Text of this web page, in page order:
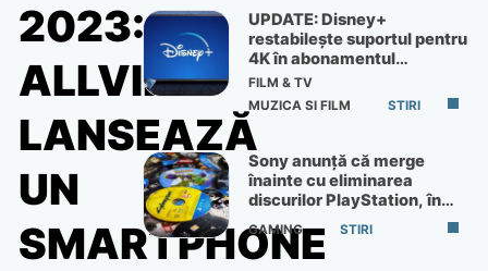
2023:
ALLVIEW
LANSEAZĂ
UN
SMARTPHONE
UPDATE: Disney+
restabilește suportul pentru
4K în abonamentul
Premium
FILM & TV
MUZICA SI FILM
STIRI
Sony anunță că merge
înainte cu eliminarea
discurilor PlayStation, în
ciuda protestelor
GAMING STIRI